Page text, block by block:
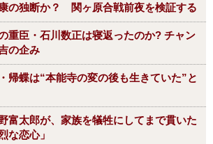
の独断か？ 関ヶ原合戦前夜を検証する
重臣・石川数正は寝返ったのか? チャン
の企み
帰蝶は“本能寺の変の後も生きていた”と
富太郎が、家族を犠牲にしてまで貫いた
な恋心」